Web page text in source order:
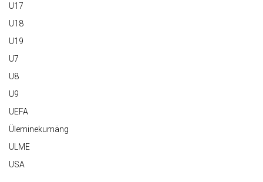
U17
U18
U19
U7
U8
U9
UEFA
Üleminekumäng
ULME
USA